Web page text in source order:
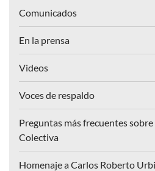
Comunicados
En la prensa
Videos
Voces de respaldo
Preguntas más frecuentes
Colectiva
Homenaje a Carlos Roberto